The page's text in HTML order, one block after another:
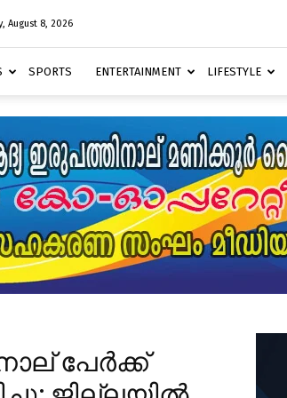
August 8, 2026
SPORTS ENTERTAINMENT LIFESTYLE
പേർക്ക്